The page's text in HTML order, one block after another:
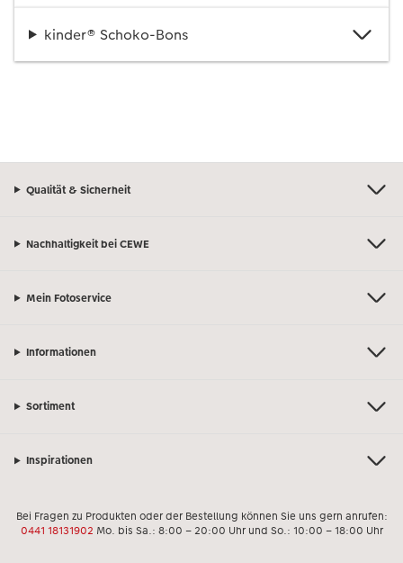
kinder® Schoko-Bons
Qualität & Sicherheit
Nachhaltigkeit bei CEWE
Mein Fotoservice
Informationen
Sortiment
Inspirationen
Bei Fragen zu Produkten oder der Bestellung können Sie uns gern anrufen:
0441 18131902 Mo. bis Sa.: 8:00 – 20:00 Uhr und So.: 10:00 – 18:00 Uhr